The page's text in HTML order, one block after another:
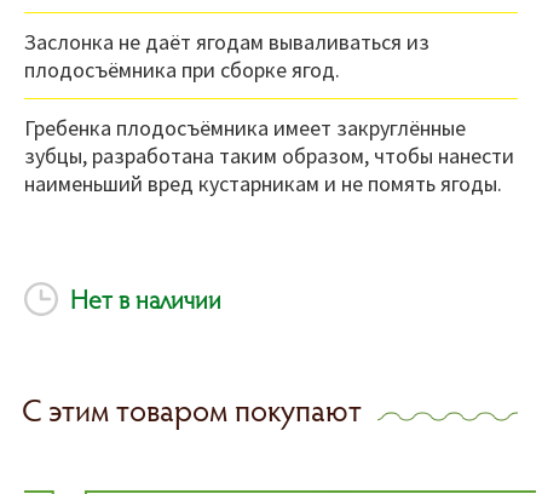
Заслонка не даёт ягодам вываливаться из
плодосъёмника при сборке ягод.
Гребенка плодосъёмника имеет закруглённые
зубцы, разработана таким образом, чтобы нанести
наименьший вред кустарникам и не помять ягоды.
Нет в наличии
С этим товаром покупают